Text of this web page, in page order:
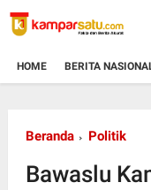
HOME BERITA
Beranda Politik
Bawaslu